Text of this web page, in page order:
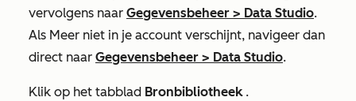
vervolgens naar Gegevensbeheer > Data Studio.
Als Meer niet in je account verschijnt, navigeer dan
direct naar Gegevensbeheer > Data Studio.
Klik op het tabblad Bronbibliotheek .